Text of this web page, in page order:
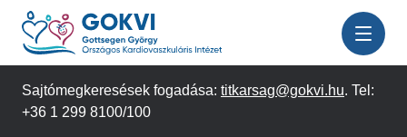
Ugrás
tartalomra
Sajtómegkeresések fogadása: titkarsag@gokvi.hu. Tel:
+36 1 299 8100/100